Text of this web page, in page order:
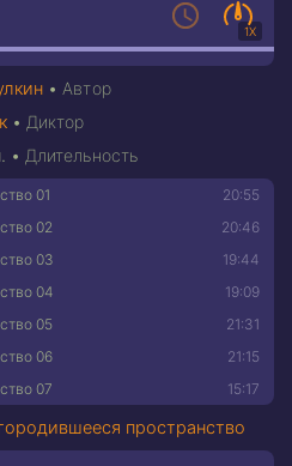
1X
•Автор
• Диктор
• Длительность
20:55
01
20:46
02
19:44
03
19:09
04
21:31
05
21:15
06
15:17
07
пространство